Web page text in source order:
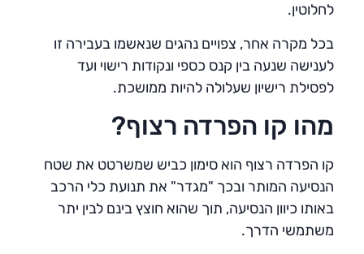
לחלוטין.
בכל מקרה אחר, צפויים נהגים שנאשמו בעבירה זו
לענישה שנעה בין קנס כספי ונקודות רישוי ועד
לפסילת רישיון שעלולה להיות ממושכת.
מהו קו הפרדה רצוף?
קו הפרדה רצוף הוא סימון כביש שמשרטט את שטח
הנסיעה המותר ובכך "מגדר" את תנועת כלי הרכב
באותו כיוון הנסיעה, תוך שהוא חוצץ בינם לבין יתר
משתמשי הדרך.